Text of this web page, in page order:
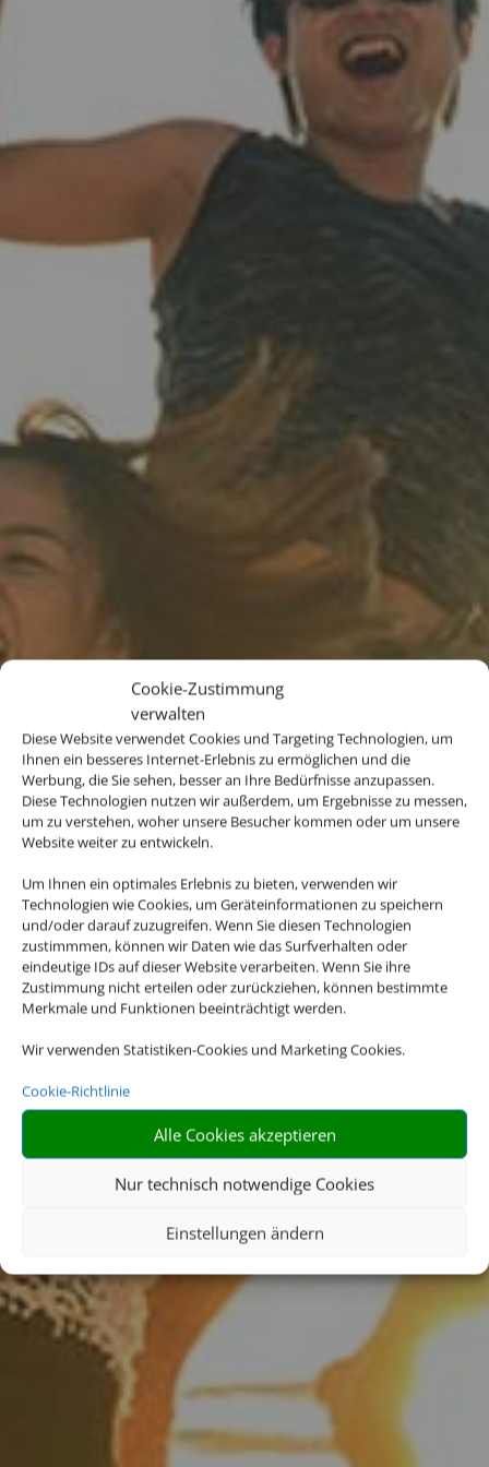
Cookie-Zustimmung
verwalten
Diese Website verwendet Cookies und Targeting Technologien, um
Ihnen ein besseres Internet-Erlebnis zu ermöglichen und die
Werbung, die Sie sehen, besser an Ihre Bedürfnisse anzupassen.
Diese Technologien nutzen wir außerdem, um Ergebnisse zu messen,
um zu verstehen, woher unsere Besucher kommen oder um unsere
Website weiter zu entwickeln.
Um Ihnen ein optimales Erlebnis zu bieten, verwenden wir
Technologien wie Cookies, um Geräteinformationen zu speichern
und/oder darauf zuzugreifen. Wenn Sie diesen Technologien
zustimmmen, können wir Daten wie das Surfverhalten oder
eindeutige IDs auf dieser Website verarbeiten. Wenn Sie ihre
Zustimmung nicht erteilen oder zurückziehen, können bestimmte
Merkmale und Funktionen beeinträchtigt werden.
Wir verwenden Statistiken-Cookies und Marketing Cookies.
Cookie-Richtlinie
Alle Cookies akzeptieren
Nur technisch notwendige Cookies
Einstellungen ändern
Von Sylt bis
New York ...
… und noch viel weiter in fast jeden
Winkel der Welt. Wohin darf’s
gehen?
Die Abwicklung der Buchung
übernimmt Schmetterling
International GmbH & Co.KG im
Auftrag des Webseiteninhabers.